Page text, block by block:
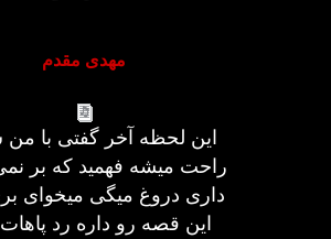
مهدی مقدم
این لحظه آخر گفتی با
راحت میشه فهمید که بر
داری دروغ میگی میخوای
این قصه رو داره رد